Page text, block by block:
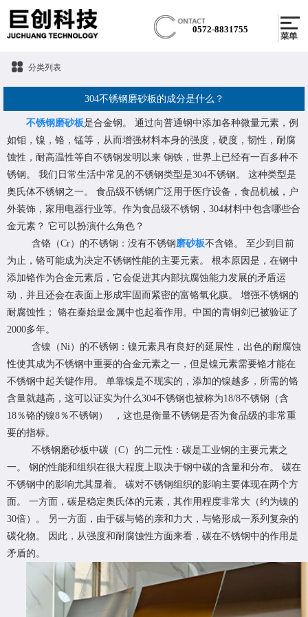
0572-8831755
分类列表
304不锈钢磨砂板的成分是什么？
不锈钢磨砂板是合金钢。 通过向普通钢中添加各种微量元素，例
如钼，镍，铬，锰等，从而增强材料本身的强度，硬度，韧性，耐腐
蚀性，耐高温性等自不锈钢发明以来 钢铁，世界上已经有一百多种不
锈钢。 我们日常生活中常见的不锈钢类型是304不锈钢。 这种类型是
奥氏体不锈钢之一。 食品级不锈钢广泛用于医疗设备，食品机械，户
外装饰，家用电器行业等。作为食品级不锈钢，304材料中包含哪些合
金元素？ 它可以扮演什么角色？
含铬（Cr）的不锈钢：没有不锈钢 磨砂板不含铬。 至少到目前
为止，铬可能成为决定不锈钢性能的主要元素。 根本原因是，在钢中
添加铬作为合金元素后，它会促进其内部抗腐蚀能力发展的矛盾运
动，并且还会在表面上形成牢固而紧密的富铬氧化膜。 增强不锈钢的
耐腐蚀性； 铬在秦始皇金属中也起着作用。中国的青铜剑已被验证了
2000多年。
含镍（Ni）的不锈钢：镍元素具有良好的延展性，出色的耐腐蚀
性使其成为不锈钢中重要的合金元素之一，但是镍元素需要铬才能在
不锈钢中起关键作用。 单靠镍是不现实的，添加的镍越多，所需的铬
含量就越高，这可以证实为什么304不锈钢也被称为18/8不锈钢（含
18％铬的镍8％不锈钢） ，这也是衡量不锈钢是否为食品级的非常重
要的指标。
不锈钢磨砂板中碳（C）的二元性：碳是工业钢的主要元素之
一。 钢的性能和组织在很大程度上取决于钢中碳的含量和分布。 碳在
不锈钢中的影响尤其显着。 碳对不锈钢组织的影响主要体现在两个方
面。 一方面，碳是稳定奥氏体的元素，其作用程度非常大（约为镍的
30倍）。 另一方面，由于碳与铬的亲和力大，与铬形成一系列复杂的
碳化物。 因此，从强度和耐腐蚀性方面来看，碳在不锈钢中的作用是
矛盾的。